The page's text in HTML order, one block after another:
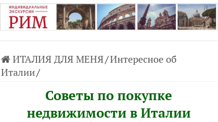
ИТАЛИЯ ДЛЯ МЕНЯ/Интересное об
Италии/
Советы по покупке
недвижимости в Италии